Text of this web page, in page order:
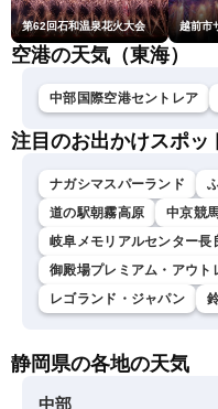
第62回石和温泉花火大会
空港の天気（東海）
中部国際空港セントレア
注目のお出かけスポッ
ナガシマスパーランド
道の駅朝霧高原
中京競
岐阜メモリアルセンター長
御殿場プレミアム・アウト
レゴランド・ジャパン
静岡県の各地の天気
中部